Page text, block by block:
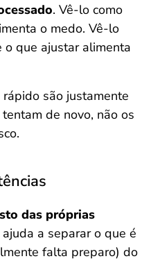
. Vê-lo como
o medo. Vê-lo
o que ajustar alimenta
são justamente
de novo, não os
das próprias
ajuda a separar o que é
falta preparo) do